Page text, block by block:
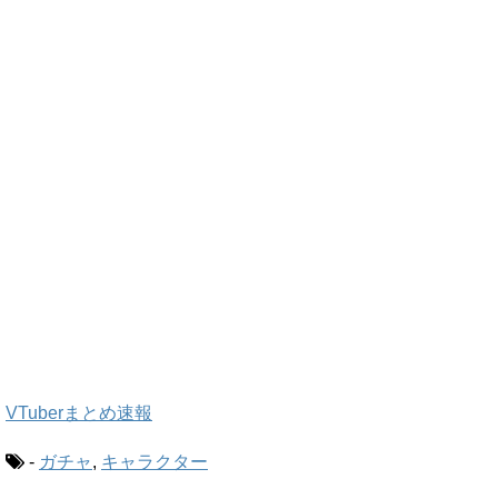
VTuberまとめ速報
- ガチャ, キャラクター